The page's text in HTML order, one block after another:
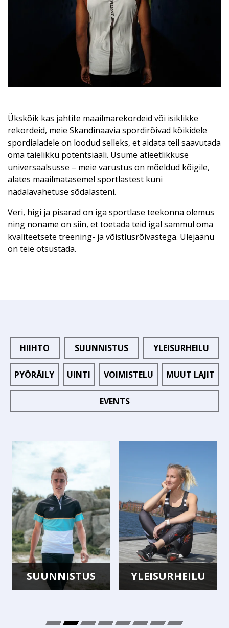
Ükskõik kas jahtite maailmarekordeid või isiklikke
rekordeid, meie Skandinaavia spordirõivad kõikidele
spordialadele on loodud selleks, et aidata teil saavutada
oma täielikku potentsiaali. Usume atleetlikkuse
universaalsusse – meie varustus on mõeldud kõigile,
alates maailmatasemel sportlastest kuni
nädalavahetuse sõdalasteni.
Veri, higi ja pisarad on iga sportlase teekonna olemus
ning noname on siin, et toetada teid igal sammul oma
kvaliteetsete treening- ja võistlusrõivastega. Ülejäänu
on teie otsustada.
HIIHTO SUUNNISTUS YLEISURHEILU
PYÖRÄILY UINTI VOIMISTELU MUUT LAJIT
EVENTS
SUUNNISTUS YLEISURHEILU